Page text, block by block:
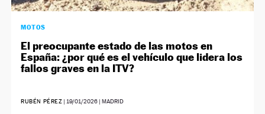
MOTOS
El preocupante estado de las motos en
España: ¿por qué es el vehículo que lidera los
fallos graves en la ITV?
RUBÉN PÉREZ | 19/01/2026 | MADRID